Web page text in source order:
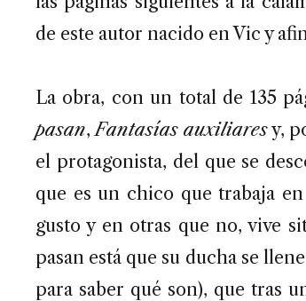
de este autor nacido en Vic y
La obra, con un total de 135
pasan,Fantasías auxiliaresy,
el protagonista, del que se
que es un chico que trabaja
gusto y en otras que no, vive
pasan está que su ducha se
para saber qué son), que tras